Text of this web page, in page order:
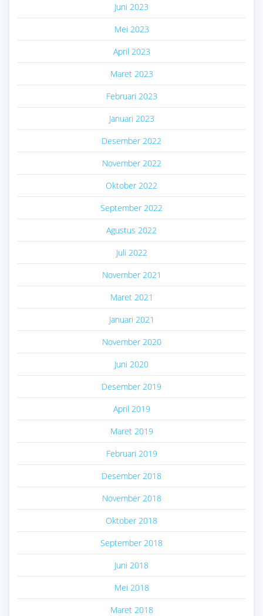
Juni 2023
Mei 2023
April 2023
Maret 2023
Februari 2023
Januari 2023
Desember 2022
November 2022
Oktober 2022
September 2022
Agustus 2022
Juli 2022
November 2021
Maret 2021
Januari 2021
November 2020
Juni 2020
Desember 2019
April 2019
Maret 2019
Februari 2019
Desember 2018
November 2018
Oktober 2018
September 2018
Juni 2018
Mei 2018
Maret 2018